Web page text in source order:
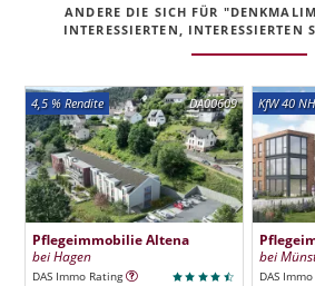
ANDERE DIE SICH FÜR
INTERESSIERTEN, INTERESSIERTEN
DA00609
4,5 % Rendite
Pflegeimmobilie Altena
bei Hagen
DAS Immo Rating
KfW 40 NH
bei
DAS